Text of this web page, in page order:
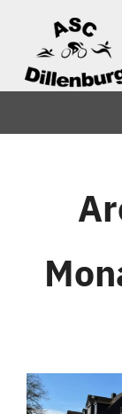
springen